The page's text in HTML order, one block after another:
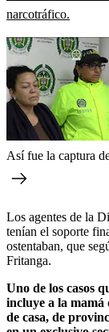
narcotráfico.
Así fue la captura
Los agentes de la
tenían el soporte
ostentaban, que
Fritanga.
Uno de los casos
incluye a la
de casa, de